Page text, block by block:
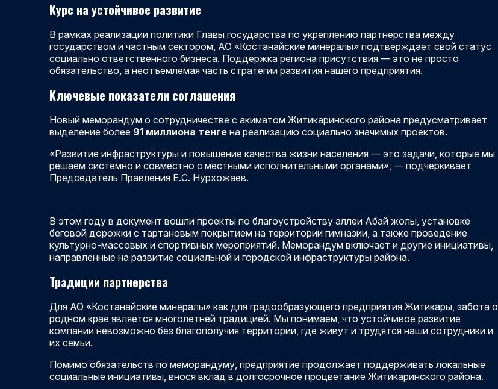
Курс на устойчивое развитие
В рамках реализации политики Главы государства по укреплению партнерства между
государством и частным сектором, АО «Костанайские минералы» подтверждает свой статус
социально ответственного бизнеса. Поддержка региона присутствия — это не просто
обязательство, а неотъемлемая часть стратегии развития нашего предприятия.
Ключевые показатели соглашения
Новый меморандум о сотрудничестве с акиматом Житикаринского района предусматривает
выделение более 91 миллиона тенге на реализацию социально значимых проектов.
«Развитие инфраструктуры и повышение качества жизни населения — это задачи, которые мы
решаем системно и совместно с местными исполнительными органами», — подчеркивает
Председатель Правления Е.С. Нурхожаев.
В этом году в документ вошли проекты по благоустройству аллеи Абай жолы, установке
беговой дорожки с тартановым покрытием на территории гимназии, а также проведение
культурно-массовых и спортивных мероприятий. Меморандум включает и другие инициативы,
направленные на развитие социальной и городской инфраструктуры района.
Традиции партнерства
Для АО «Костанайские минералы» как для градообразующего предприятия Житикары, забота о
родном крае является многолетней традицией. Мы понимаем, что устойчивое развитие
компании невозможно без благополучия территории, где живут и трудятся наши сотрудники и
их семьи.
Помимо обязательств по меморандуму, предприятие продолжает поддерживать локальные
социальные инициативы, внося вклад в долгосрочное процветание Житикаринского района.